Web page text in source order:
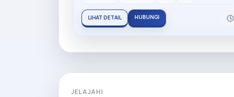
LIHAT DETAIL HUBUNGI
JELAJAHI